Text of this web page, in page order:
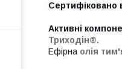
Сертифіковано
Активні
Триходін®.
Ефірна олія